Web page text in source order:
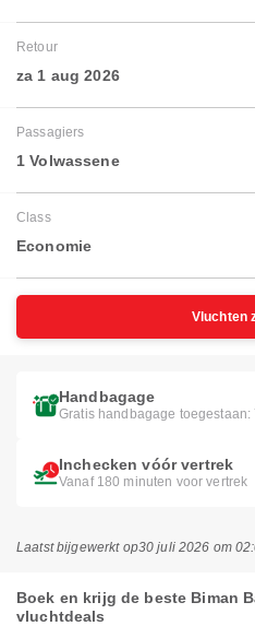
Retour
za 1 aug 2026
Passagiers
1 Volwassene
Class
Economie
Vluchten
Handbagage
Gratis handbagage toegestaan:
Inchecken vóór vertrek
Vanaf 180 minuten voor vertrek
Laatst bijgewerkt op30 juli 2026 om
Boek en krijg de beste Biman
vluchtdeals